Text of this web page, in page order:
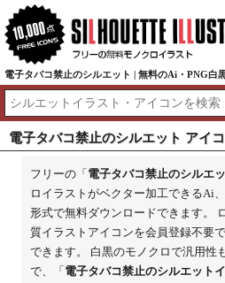
電子タバコ禁止のシルエット | 無料のAi・PNG白
電子タバコ禁止のシルエット アイ
フリーの「 電子タバコ禁止のシルエ
ロイラストがベクター加工できるAi
形式で無料ダウンロードできます。
質イラストアイコンを会員登録不要
できます。 白黒のモノクロで汎用性
で、「 電子タバコ禁止のシルエット